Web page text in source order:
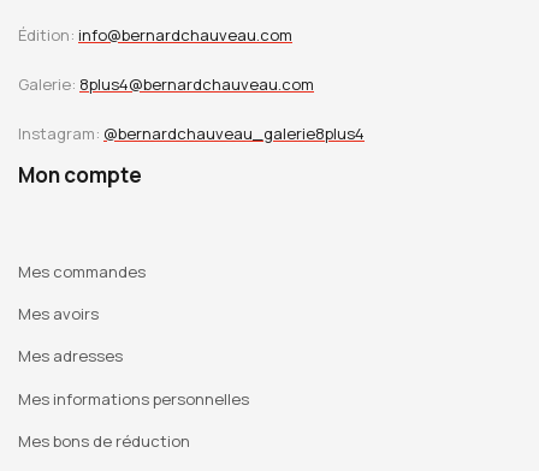
Édition: info@bernardchauveau.com
Galerie: 8plus4@bernardchauveau.com
Instagram: @bernardchauveau_galerie8plus4
Mon compte
Mes commandes
Mes avoirs
Mes adresses
Mes informations personnelles
Mes bons de réduction